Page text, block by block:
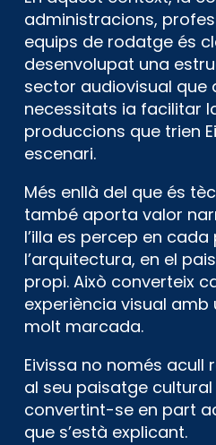
administracions,
equips de rodatge és
desenvolupat una
sector audiovisual que
necessitats ia facilitar
produccions que trien
escenari.
Més enllà del que és
també aporta valor
l’illa es percep en cada
l’arquitectura, en el
propi. Això converteix
experiència visual
molt marcada.
Eivissa no només acull
al seu paisatge cultural
convertint-se en part
que s’està explicant.